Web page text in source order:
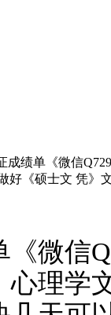
成绩单《微信
好《硕士文 凭》
微信
理学